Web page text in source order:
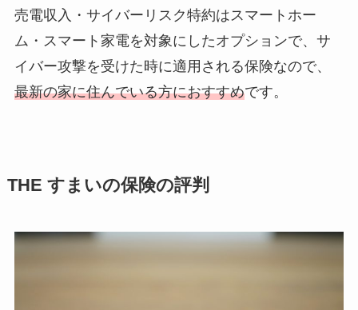
売電収入・サイバーリスク特約はスマートホー
ム・スマート家電を対象にしたオプションで、サ
イバー攻撃を受けた時に適用される保険なので、
最新の家に住んでいる方におすすめです。
THE すまいの保険の評判